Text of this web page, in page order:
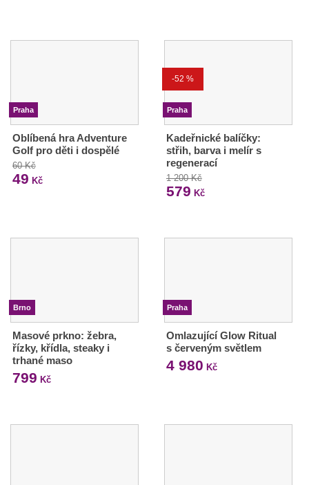
Praha
Oblíbená hra Adventure
Golf pro děti i dospělé
60 Kč
49 Kč
-52 %
Praha
Kadeřnické balíčky:
střih, barva i melír s
regenerací
1 200 Kč
579 Kč
Brno
Masové prkno: žebra,
řízky, křídla, steaky i
trhané maso
799 Kč
Praha
Omlazující Glow Ritual
s červeným světlem
4 980 Kč